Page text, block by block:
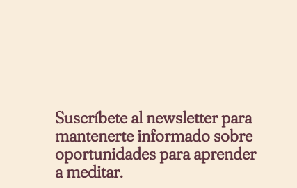
Suscríbete al newsletter para
mantenerte informado sobre
oportunidades para aprender
a meditar.